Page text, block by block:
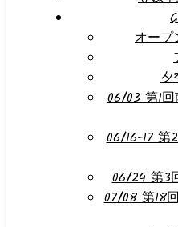
オープ
夕
06/03 第1
06/16-17 第
06/24 第3
07/08 第18